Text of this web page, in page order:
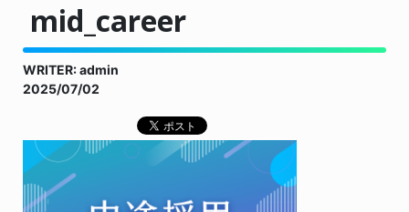
mid_career
WRITER: admin
2025/07/02